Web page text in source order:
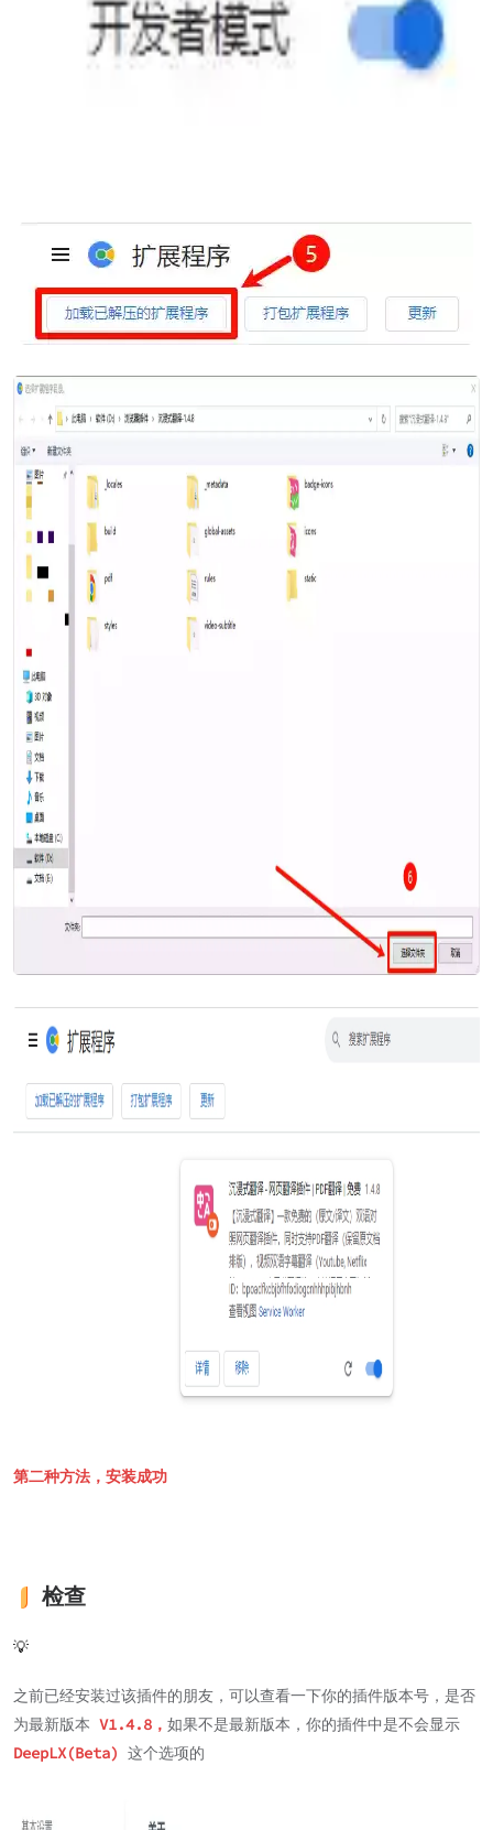
第二种方法，安装成功
检查
💡
之前已经安装过该插件的朋友，可以查看一下你的插件版本号，是否
为最新版本 V1.4.8， 如果不是最新版本，你的插件中是不会显示
DeepLX(Beta) 这个选项的